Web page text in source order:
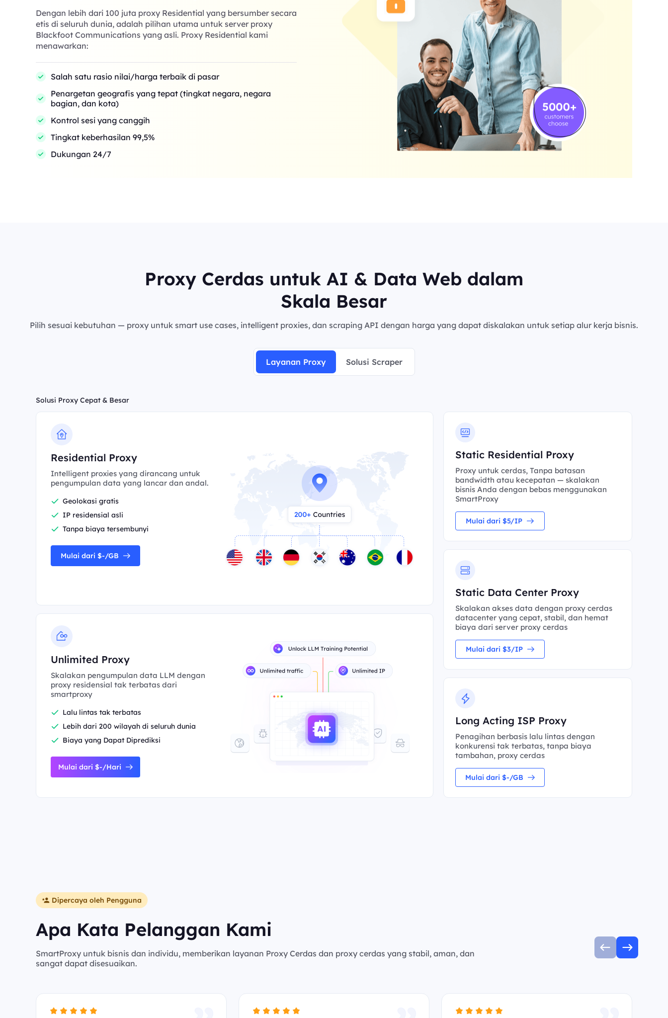
Dengan lebih dari 100 juta proxy Residential yang bersumber secara
etis di seluruh dunia, adalah pilihan utama untuk server proxy
Blackfoot Communications yang asli. Proxy Residential kami
menawarkan:
Salah satu rasio nilai/harga terbaik di pasar
Penargetan geografis yang tepat (tingkat negara, negara
bagian, dan kota)
Kontrol sesi yang canggih
Tingkat keberhasilan 99,5%
Dukungan 24/7
Proxy Cerdas untuk AI & Data Web dalam
Skala Besar
Pilih sesuai kebutuhan — proxy untuk smart use cases, intelligent proxies, dan scraping API dengan harga yang dapat diskalakan untuk setiap alur kerja bisnis.
Layanan Proxy Solusi Scraper
Solusi Proxy Cepat & Besar
Residential Proxy
Intelligent proxies yang dirancang untuk
pengumpulan data yang lancar dan andal.
Geolokasi gratis
IP residensial asli
Tanpa biaya tersembunyi
Mulai dari $-/GB
Unlimited Proxy
Skalakan pengumpulan data LLM dengan
proxy residensial tak terbatas dari
smartproxy
Lalu lintas tak terbatas
Lebih dari 200 wilayah di seluruh dunia
Biaya yang Dapat Diprediksi
Mulai dari $-/Hari
Static Residential Proxy
Proxy untuk cerdas, Tanpa batasan
bandwidth atau kecepatan — skalakan
bisnis Anda dengan bebas menggunakan
SmartProxy
Mulai dari $5/IP
Static Data Center Proxy
Skalakan akses data dengan proxy cerdas
datacenter yang cepat, stabil, dan hemat
biaya dari server proxy cerdas
Mulai dari $3/IP
Long Acting ISP Proxy
Penagihan berbasis lalu lintas dengan
konkurensi tak terbatas, tanpa biaya
tambahan, proxy cerdas
Mulai dari $-/GB
Dipercaya oleh Pengguna
Apa Kata Pelanggan Kami
SmartProxy untuk bisnis dan individu, memberikan layanan Proxy Cerdas dan proxy cerdas yang stabil, aman, dan
sangat dapat disesuaikan.